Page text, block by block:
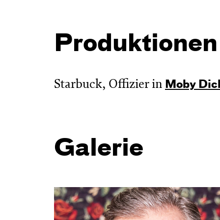
Produktionen
Starbuck, Offizier in Moby
Galerie